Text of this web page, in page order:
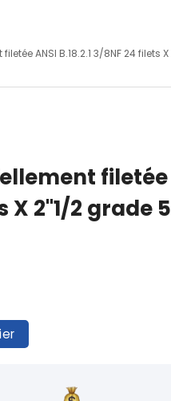
ANSI B.18.2.1 3/8NF 24 filets X
filetée
X 2"1/2 grade 5